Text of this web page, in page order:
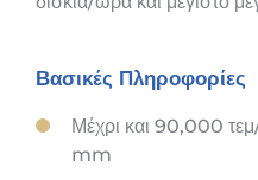
Βασικές Πληροφορίες
Μέχρι και 90,000
mm